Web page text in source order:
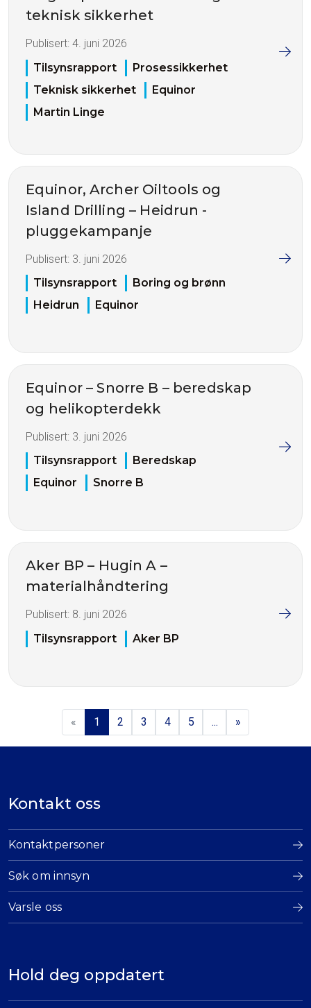
teknisk sikkerhet
Publisert: 4. juni 2026
Tilsynsrapport
Prosessikkerhet
Teknisk sikkerhet
Equinor
Martin Linge
Equinor, Archer Oiltools og
Island Drilling – Heidrun -
pluggekampanje
Publisert: 3. juni 2026
Tilsynsrapport
Boring og brønn
Heidrun
Equinor
Equinor – Snorre B – beredskap
og helikopterdekk
Publisert: 3. juni 2026
Tilsynsrapport
Beredskap
Equinor
Snorre B
Aker BP – Hugin A –
materialhåndtering
Publisert: 8. juni 2026
Tilsynsrapport
Aker BP
« 1 2 3 4 5 ... »
Kontakt oss
Kontaktpersoner
Søk om innsyn
Varsle oss
Hold deg oppdatert